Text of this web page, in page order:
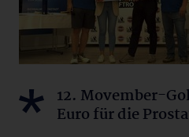
12. Movember-
Euro für die